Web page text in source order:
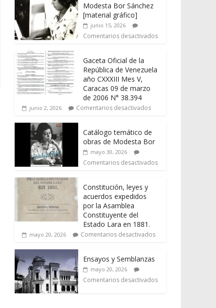
Modesta Bor Sánchez
[material gráfico]
junio 15, 2026
Comentarios desactivados
Gaceta Oficial de la
República de Venezuela
año CXXXIII Mes V,
Caracas 09 de marzo
de 2006 N° 38.394
junio 2, 2026 Comentarios desactivados
Catálogo temático de
obras de Modesta Bor
mayo 30, 2026
Comentarios desactivados
Constitución, leyes y
acuerdos expedidos
por la Asamblea
Constituyente del
Estado Lara en 1881.
mayo 20, 2026 Comentarios desactivados
Ensayos y Semblanzas
mayo 20, 2026
Comentarios desactivados